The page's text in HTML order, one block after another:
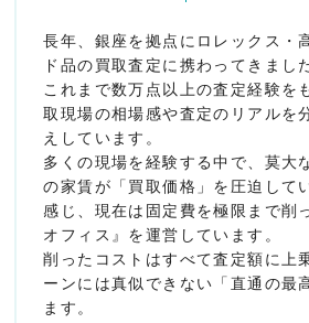
長年、銀座を拠点にロレックス・
ド品の買取査定に携わってきまし
これまで数万点以上の査定経験を
取現場の相場感や査定のリアルを
えしています。
多くの現場を経験する中で、莫大
の家賃が「買取価格」を圧迫して
感じ、現在は固定費を極限まで削
オフィス』を運営しています。
削ったコストはすべて査定額に上
ーンには真似できない「直通の最
ます。